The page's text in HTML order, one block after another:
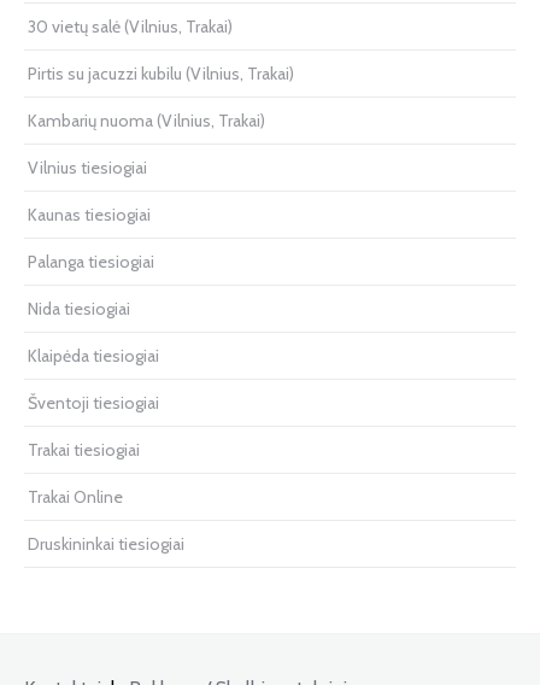
30 vietų salė (Vilnius, Trakai)
Pirtis su jacuzzi kubilu (Vilnius, Trakai)
Kambarių nuoma (Vilnius, Trakai)
Vilnius tiesiogiai
Kaunas tiesiogiai
Palanga tiesiogiai
Nida tiesiogiai
Klaipėda tiesiogiai
Šventoji tiesiogiai
Trakai tiesiogiai
Trakai Online
Druskininkai tiesiogiai